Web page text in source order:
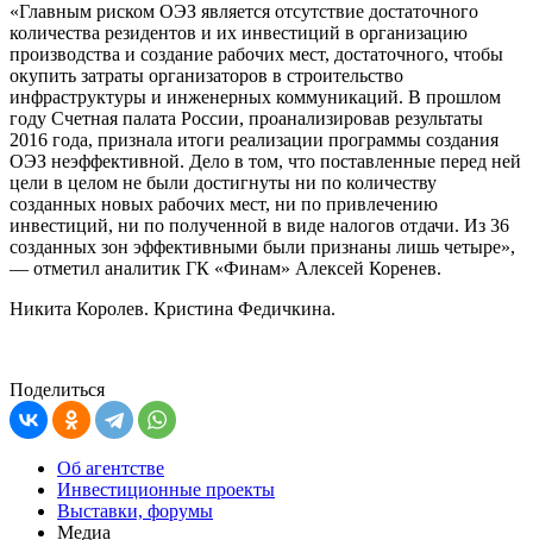
«Главным риском ОЭЗ является отсутствие достаточного
количества резидентов и их инвестиций в организацию
производства и создание рабочих мест, достаточного, чтобы
окупить затраты организаторов в строительство
инфраструктуры и инженерных коммуникаций. В прошлом
году Счетная палата России, проанализировав результаты
2016 года, признала итоги реализации программы создания
ОЭЗ неэффективной. Дело в том, что поставленные перед ней
цели в целом не были достигнуты ни по количеству
созданных новых рабочих мест, ни по привлечению
инвестиций, ни по полученной в виде налогов отдачи. Из 36
созданных зон эффективными были признаны лишь четыре»,
— отметил аналитик ГК «Финам» Алексей Коренев.
Никита Королев. Кристина Федичкина.
Поделиться
Об агентстве
Инвестиционные проекты
Выставки, форумы
Медиа